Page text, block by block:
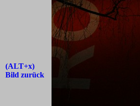
(ALT+x)
Bild zurück